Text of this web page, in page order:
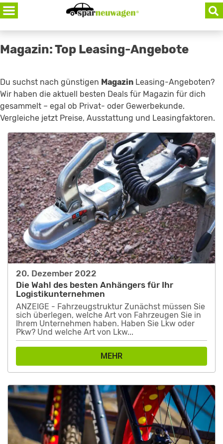
Skip
to
content
Magazin: Top Leasing-Angebote
Du suchst nach günstigen Magazin Leasing-Angeboten?
Wir haben die aktuell besten Deals für Magazin für dich
gesammelt – egal ob Privat- oder Gewerbekunde.
Vergleiche jetzt Preise, Ausstattung und Leasingfaktoren.
20. Dezember 2022
Die Wahl des besten Anhängers für Ihr
Logistikunternehmen
ANZEIGE - Fahrzeugstruktur Zunächst müssen Sie
sich überlegen, welche Art von Fahrzeugen Sie in
Ihrem Unternehmen haben. Haben Sie Lkw oder
Pkw? Und welche Art von Lkw...
MEHR